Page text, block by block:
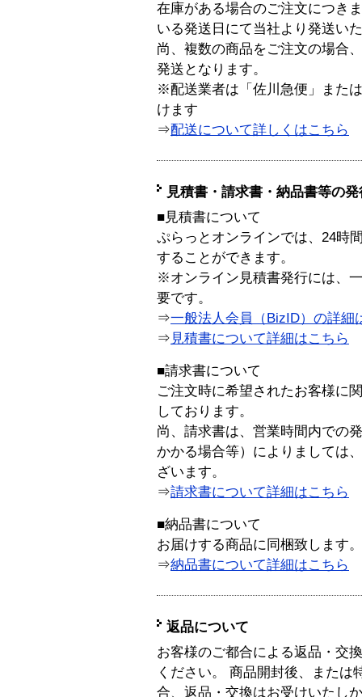
在庫がある場合のご注文につき
いる発送日にて当社より発送い
尚、複数の商品をご注文の場合
発送となります。
※配送業者は「佐川急便」また
けます
⇒配送について詳しくはこちら
見積書・請求書・納品書等の
■見積書について
ぷらっとオンラインでは、24時
することができます。
※オンライン見積書発行には、
要です。
⇒一般法人会員（BizID）の詳細
⇒ 見積書について詳細はこちら
■請求書について
ご注文時に希望されたお客様に
しております。
尚、請求書は、営業時間内での
かかる場合等）によりましては
ざいます。
⇒請求書について詳細はこちら
■納品書について
お届けする商品に同梱致します。
⇒納品書について詳細はこちら
返品について
お客様のご都合による返品・交
ください。 商品開封後、または
合、返品・交換はお受けいたし